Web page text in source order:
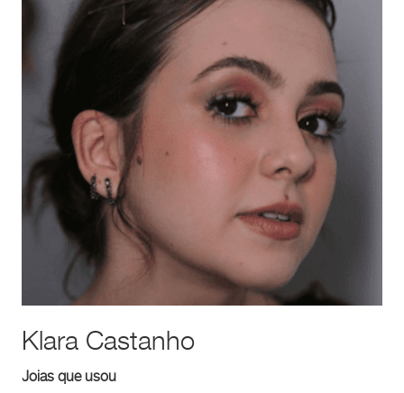
Klara Castanho
Joias que usou